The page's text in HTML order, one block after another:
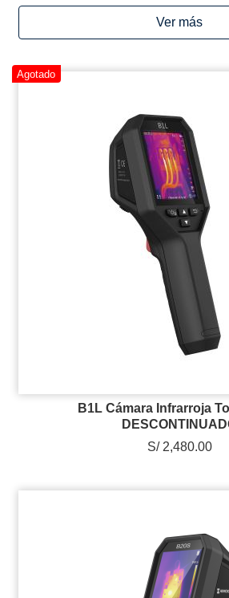
Ver más
Agotado
B1L Cámara Infrarroja
S/ 2,480.00